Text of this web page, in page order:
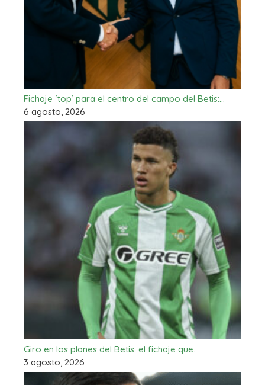
Fichaje ‘top’ para el centro del campo del Betis:…
6 agosto, 2026
Giro en los planes del Betis: el fichaje que…
3 agosto, 2026